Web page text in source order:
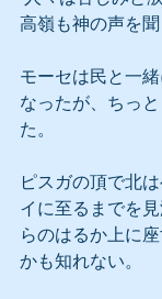
高嶺も神の声を聞
モーセは民と一
なったが、ちっ
た。
ピスガの頂で北
イに至るまでを
らのはるか上に
かも知れない。